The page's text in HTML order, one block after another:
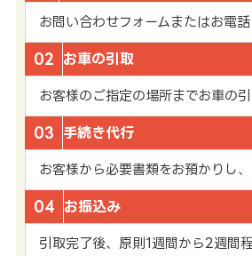
お問い合わせフォームまたはお電話
02 お車の引取
お客様のご指定の場所までお車の引
03 手続き代行
お客様から必要書類をお預かりし、
04 お振込み
引取完了後、原則1週間から2週間